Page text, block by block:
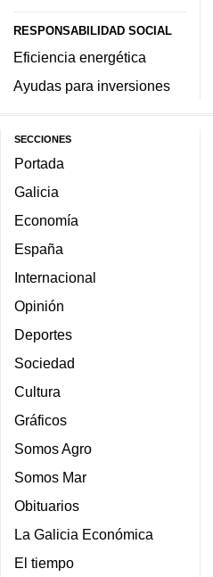
RESPONSABILIDAD SOCIAL
Eficiencia energética
Ayudas para inversiones
SECCIONES
Portada
Galicia
Economía
España
Internacional
Opinión
Deportes
Sociedad
Cultura
Gráficos
Somos Agro
Somos Mar
Obituarios
La Galicia Económica
El tiempo